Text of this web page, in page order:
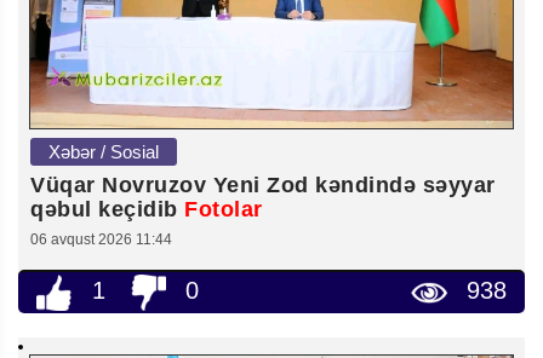
Xəbər / Sosial
Vüqar Novruzov Yeni Zod kəndində səyyar
qəbul keçidib Fotolar
06 avqust 2026 11:44
1 0 938